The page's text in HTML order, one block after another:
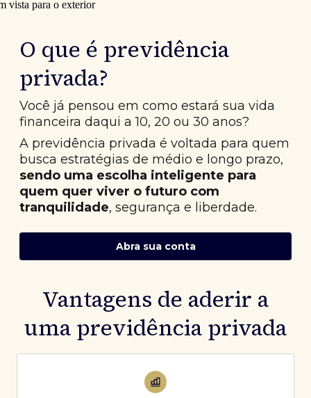
O que é previdência
privada?
Você já pensou em como estará sua vida
financeira daqui a 10, 20 ou 30 anos?
A previdência privada é voltada para quem
busca estratégias de médio e longo prazo,
sendo uma escolha inteligente para
quem quer viver o futuro com
tranquilidade, segurança e liberdade.
Abra sua conta
Vantagens de aderir a
uma previdência privada